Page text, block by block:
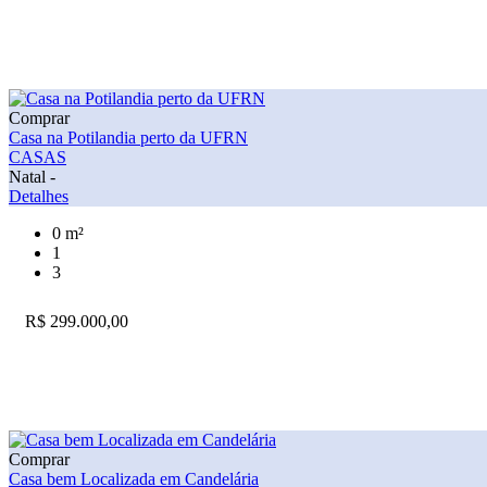
Comprar
Casa na Potilandia perto da UFRN
CASAS
Natal -
Detalhes
0 m²
1
3
R$ 299.000,00
Comprar
Casa bem Localizada em Candelária